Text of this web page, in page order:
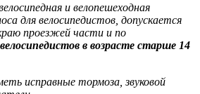
и велопешеходная
для велосипедистов, допускается
проезжей части и по
в возрасте старше 14
исправные тормоза, звуковой